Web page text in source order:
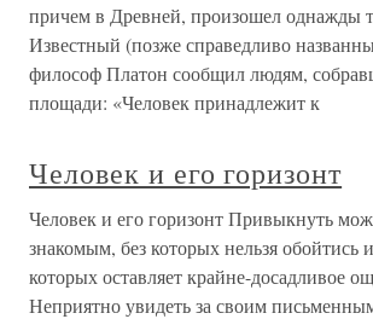
причем в Древней, произошел однажды
Известный (позже справедливо
философ Платон сообщил людям,
площади: «Человек принадлежит к
Человек и его горизонт
Человек и его горизонт Привыкнуть
знакомым, без которых нельзя обойтись
которых оставляет крайне-досадливое
Неприятно увидеть за своим